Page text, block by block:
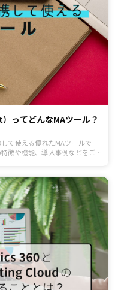
てどんなMAツール？
て使える優れたMAツールで
徴や機能、導入事例などをご紹